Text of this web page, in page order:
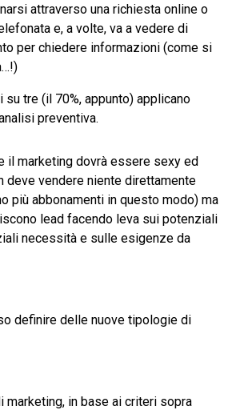
attraverso una richiesta online o
e, a volte, va a vedere di
per chiedere informazioni (come si
tre (il 70%, appunto) applicano
preventiva.
il marketing dovrà essere sexy ed
deve vendere niente direttamente
più abbonamenti in questo modo) ma
lead facendo leva sui potenziali
necessità e sulle esigenze da
definire delle nuove tipologie di
marketing, in base ai criteri sopra